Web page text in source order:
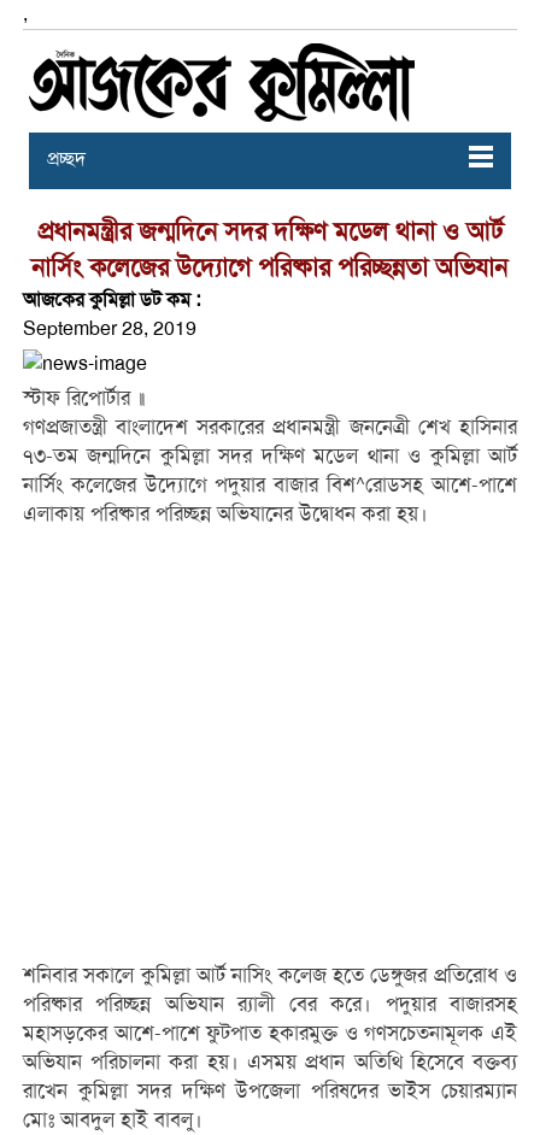
,
প্রচ্ছদ
প্রধানমন্ত্রীর জন্মদিনে সদর দক্ষিণ মডেল থানা ও আর্ট
নার্সিং কলেজের উদ্যোগে পরিষ্কার পরিচ্ছন্নতা অভিযান
আজকের কুমিল্লা ডট কম :
September 28, 2019
স্টাফ রিপোর্টার ॥
গণপ্রজাতন্ত্রী বাংলাদেশ সরকারের প্রধানমন্ত্রী জননেত্রী শেখ হাসিনার
৭৩-তম জন্মদিনে কুমিল্লা সদর দক্ষিণ মডেল থানা ও কুমিল্লা আর্ট
নার্সিং কলেজের উদ্যোগে পদুয়ার বাজার বিশ^রোডসহ আশে-পাশে
এলাকায় পরিষ্কার পরিচ্ছন্ন অভিযানের উদ্বোধন করা হয়।
শনিবার সকালে কুমিল্লা আর্ট নাসিং কলেজ হতে ডেঙ্গুজর প্রতিরোধ ও
পরিষ্কার পরিচ্ছন্ন অভিযান র‌্যালী বের করে। পদুয়ার বাজারসহ
মহাসড়কের আশে-পাশে ফুটপাত হকারমুক্ত ও গণসচেতনামূলক এই
অভিযান পরিচালনা করা হয়। এসময় প্রধান অতিথি হিসেবে বক্তব্য
রাখেন কুমিল্লা সদর দক্ষিণ উপজেলা পরিষদের ভাইস চেয়ারম্যান
মোঃ আবদুল হাই বাবলু।